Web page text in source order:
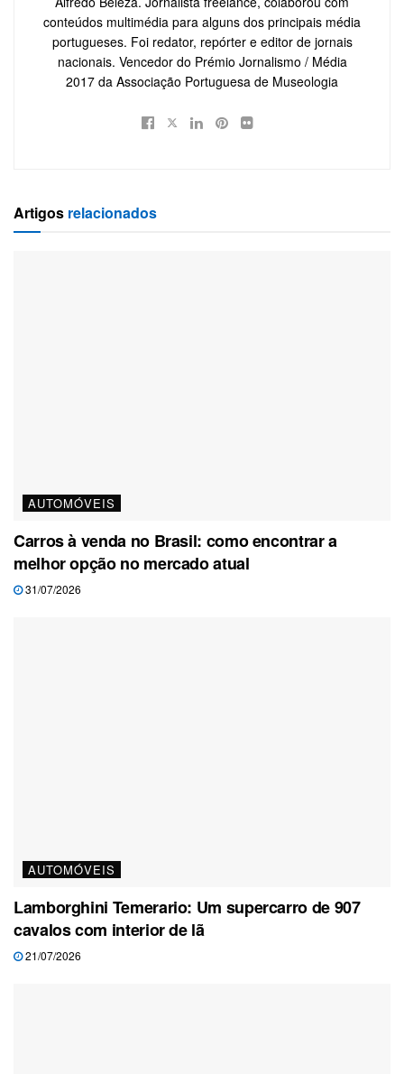
conteúdos multimédia para alguns dos principais média
portugueses. Foi redator, repórter e editor de jornais
nacionais. Vencedor do Prémio Jornalismo / Média
2017 da Associação Portuguesa de Museologia
Artigos relacionados
AUTOMÓVEIS
Carros à venda no Brasil: como encontrar a
melhor opção no mercado atual
31/07/2026
AUTOMÓVEIS
Lamborghini Temerario: Um supercarro de 907
cavalos com interior de lã
21/07/2026